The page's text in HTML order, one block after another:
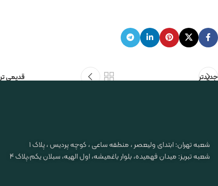
جدیدتر قدیمی تر
شعبه تهران: ابتدای ولیعصر ، منطقه ساعی ، کوچه پردیس ، پلاک ۱
شعبه تبریز: میدان فهمیده، بلوار باغمیشه، اول الهیه، سبلان یکم،پلاک 4